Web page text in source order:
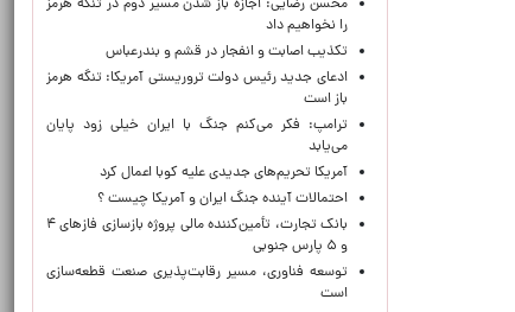
محسن رضایی: اجازه باز شدن مسیر دوم در تنگه هرمز
را نخواهیم داد
تکذیب اصابت و انفجار در قشم و بندرعباس
ادعای جدید رئیس دولت تروریستی آمریکا: تنگه هرمز
باز است
ترامپ: فکر می‌کنم جنگ با ایران خیلی زود پایان
می‌یابد
آمریکا تحریم‌های جدیدی علیه کوبا اعمال کرد
احتمالات آینده جنگ ایران و آمریکا چیست ؟
بانک تجارت، تأمین‌کننده مالی پروژه بازسازی فازهای ۴
و ۵ پارس جنوبی
توسعه فناوری، مسیر رقابت‌پذیری صنعت قطعه‌سازی
است